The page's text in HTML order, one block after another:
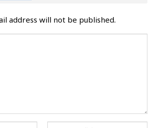
address will not be published.